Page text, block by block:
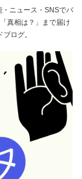
・ニュース・SNSでバ
真相は？」まで届け
ログ。